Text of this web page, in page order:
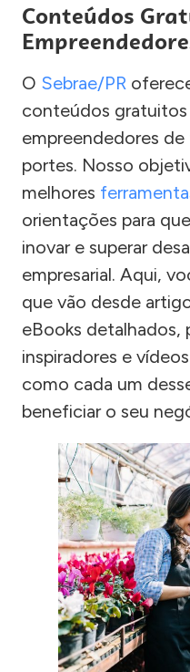
Conteúdos
O Sebrae/PR
conteúdos gratuitos
empreendedores
portes. Nosso
melhores
orientações para
inovar e superar
empresarial. Aqui,
que vão desde
eBooks detalhados,
inspiradores e
como cada um
beneficiar o seu